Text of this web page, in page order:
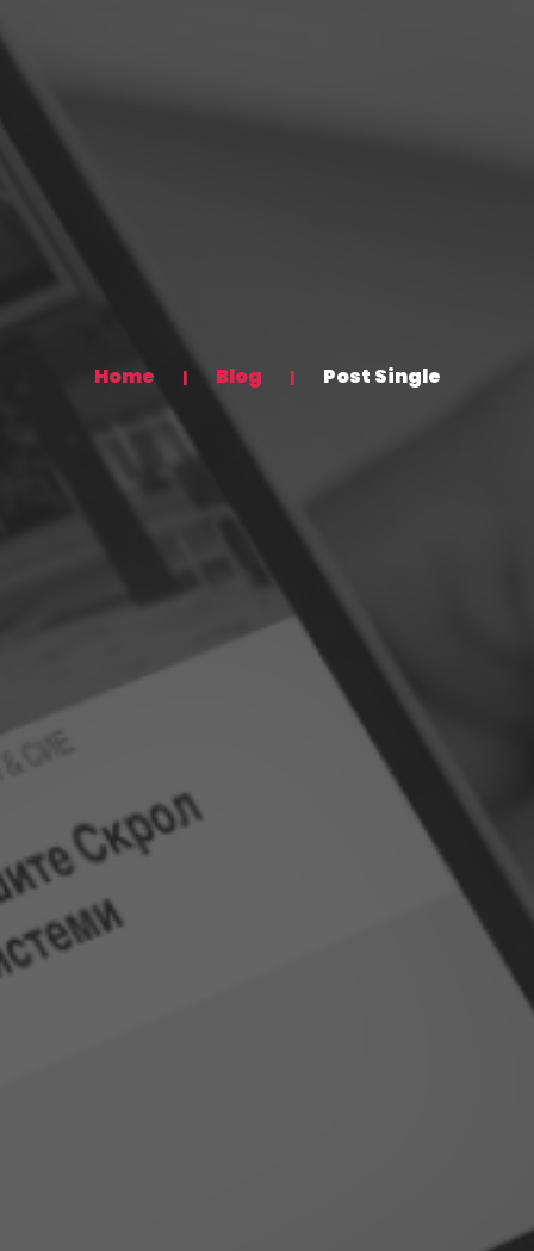
Home Blog Post Single